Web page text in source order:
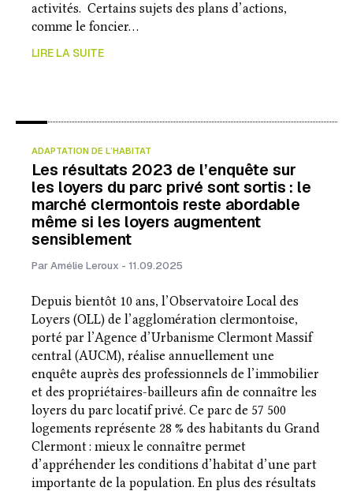
activités. Certains sujets des plans d’actions,
comme le foncier…
LIRE LA SUITE
ADAPTATION DE L’HABITAT
Les résultats 2023 de l’enquête sur
les loyers du parc privé sont sortis : le
marché clermontois reste abordable
même si les loyers augmentent
sensiblement
Par Amélie Leroux - 11.09.2025
Depuis bientôt 10 ans, l’Observatoire Local des
Loyers (OLL) de l’agglomération clermontoise,
porté par l’Agence d’Urbanisme Clermont Massif
central (AUCM), réalise annuellement une
enquête auprès des professionnels de l’immobilier
et des propriétaires-bailleurs afin de connaître les
loyers du parc locatif privé. Ce parc de 57 500
logements représente 28 % des habitants du Grand
Clermont : mieux le connaître permet
d’appréhender les conditions d’habitat d’une part
importante de la population. En plus des résultats